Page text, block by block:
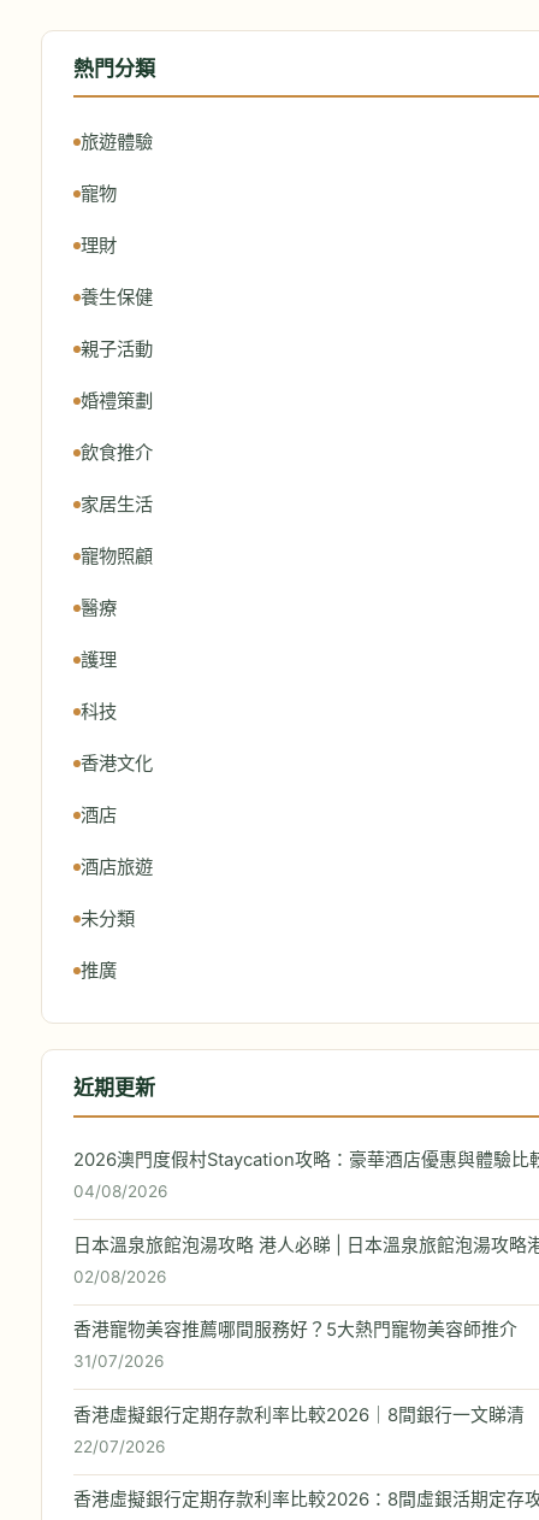
熱門分類
旅遊體驗
寵物
理財
養生保健
親子活動
婚禮策劃
飲食推介
家居生活
寵物照顧
醫療
護理
科技
香港文化
酒店
酒店旅遊
未分類
推廣
近期更新
2026澳門度假村Staycation攻略：豪華酒店優惠與體驗比
04/08/2026
日本溫泉旅館泡湯攻略 港人必睇 | 日本溫泉旅館泡湯攻略
02/08/2026
香港寵物美容推薦哪間服務好？5大熱門寵物美容師推介
31/07/2026
香港虛擬銀行定期存款利率比較2026｜8間銀行一文睇清
22/07/2026
香港虛擬銀行定期存款利率比較2026：8間虛銀活期定存